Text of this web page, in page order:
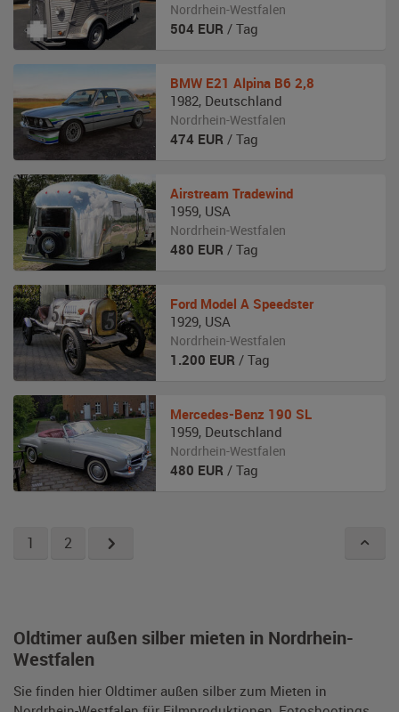
Oldtimer außen silber mieten in Nordrhein-
Westfalen
Sie finden hier Oldtimer außen silber zum Mieten in
Nordrhein-Westfalen
504 EUR / Tag
BMW E21 Alpina B6 2,8
1982, Deutschland
Nordrhein-Westfalen
474 EUR / Tag
Airstream Tradewind
1959, USA
Nordrhein-Westfalen
480 EUR / Tag
Ford Model A Speedster
1929, USA
Nordrhein-Westfalen
1.200 EUR / Tag
Mercedes-Benz 190 SL
1959, Deutschland
Nordrhein-Westfalen
480 EUR / Tag
1 2